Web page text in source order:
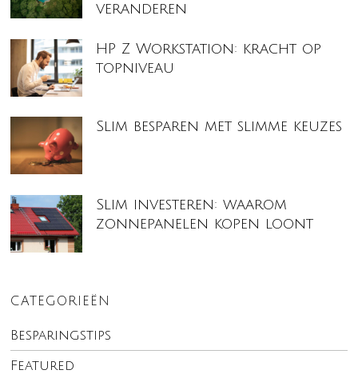
veranderen
HP Z Workstation: kracht op
topniveau
Slim besparen met slimme keuzes
Slim investeren: waarom
zonnepanelen kopen loont
CATEGORIEËN
Besparingstips
Featured